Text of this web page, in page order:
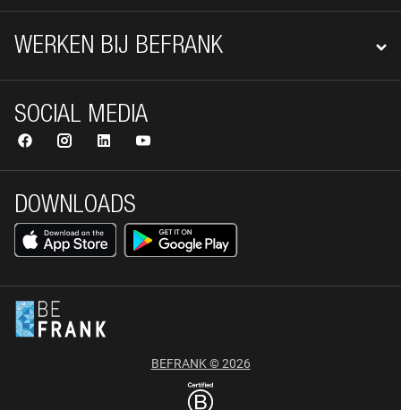
WERKEN BIJ BEFRANK
DOWNLOADS
SOCIAL MEDIA
BEFRANK © 2026